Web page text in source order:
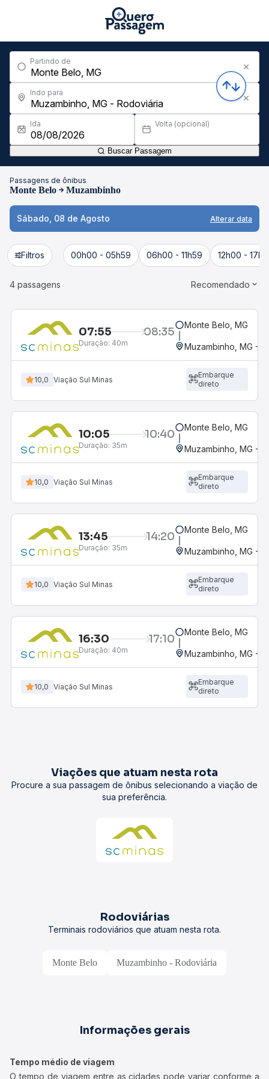
Partindo de
Indo para
Ida Volta (opcional)
Buscar Passagem
Passagens de ônibus
Monte Belo Muzambinho
Sábado, 08 de Agosto Alterar data
Filtros 00h00 - 05h59 06h00 - 11h59 12h00 -
4 passagens Recomendado
07:55 08:35
Duração: 40m
Monte Belo, MG
Muzambinho, MG -
10,0 Viação Sul Minas
Embarque
direto
10:05 10:40
Duração: 35m
Monte Belo, MG
Muzambinho, MG -
10,0 Viação Sul Minas
Embarque
direto
13:45 14:20
Duração: 35m
Monte Belo, MG
Muzambinho, MG -
10,0 Viação Sul Minas
Embarque
direto
16:30 17:10
Duração: 40m
Monte Belo, MG
Muzambinho, MG -
10,0 Viação Sul Minas
Embarque
direto
Viações que atuam nesta rota
Procure a sua passagem de ônibus selecionando a viação de
sua preferência.
Rodoviárias
Terminais rodoviários que atuam nesta rota.
Monte Belo Muzambinho - Rodoviária
Informações gerais
Tempo médio de viagem
O tempo de viagem entre as cidades pode variar conforme a